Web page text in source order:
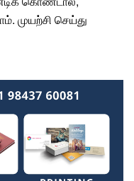
முயற்சி செய்து